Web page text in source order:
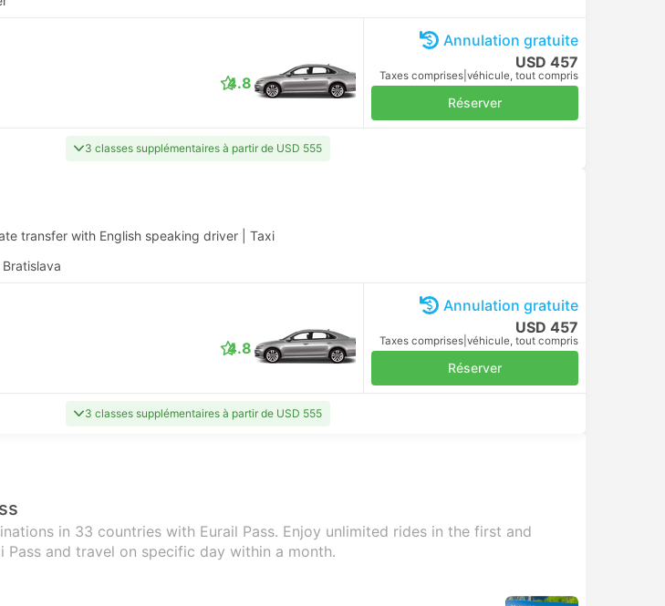
4.8
Annulation gratuite
USD 457
Taxes comprises véhicule, tout compris
Réserver
3 classes supplémentaires à partir de USD 555
transfer with English speaking driver Taxi
4.8
Annulation gratuite
USD 457
Taxes comprises véhicule, tout compris
Réserver
3 classes supplémentaires à partir de USD 555
in 33 countries with Eurail Pass. Enjoy unlimited rides in the first and
Pass and travel on specific day within a month.